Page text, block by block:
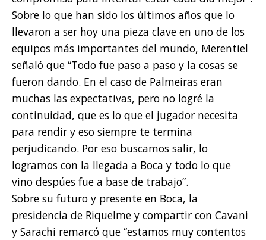
Sobre lo que han sido los últimos años que lo
llevaron a ser hoy una pieza clave en uno de los
equipos más importantes del mundo, Merentiel
señaló que “Todo fue paso a paso y la cosas se
fueron dando. En el caso de Palmeiras eran
muchas las expectativas, pero no logré la
continuidad, que es lo que el jugador necesita
para rendir y eso siempre te termina
perjudicando. Por eso buscamos salir, lo
logramos con la llegada a Boca y todo lo que
vino despúes fue a base de trabajo”.
Sobre su futuro y presente en Boca, la
presidencia de Riquelme y compartir con Cavani
y Sarachi remarcó que “estamos muy contentos